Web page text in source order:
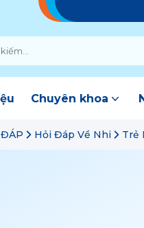
Chuyên khoa
Hỏi Đáp Về Nhi Trẻ